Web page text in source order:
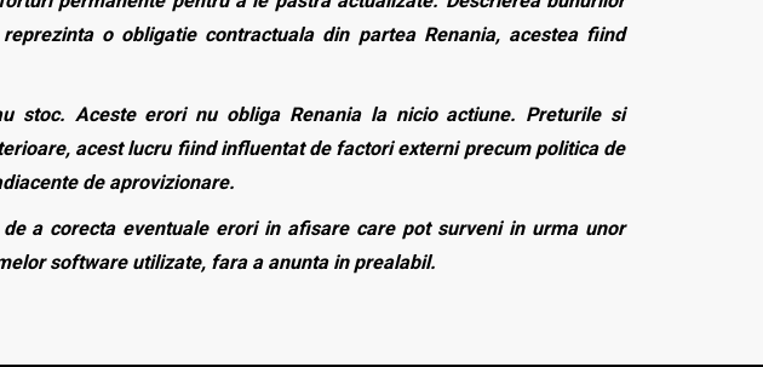
o obligatie contractuala din partea Renania, acestea fiind
stoc. Aceste erori nu obliga Renania la nicio actiune. Preturile si
acest lucru fiind influentat de factori externi precum politica de
de aprovizionare.
a corecta eventuale erori in afisare care pot surveni in urma unor
software utilizate, fara a anunta in prealabil.